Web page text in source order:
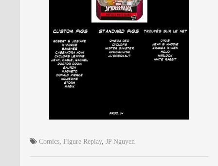
Comics Figure Replay, JP Nguyen